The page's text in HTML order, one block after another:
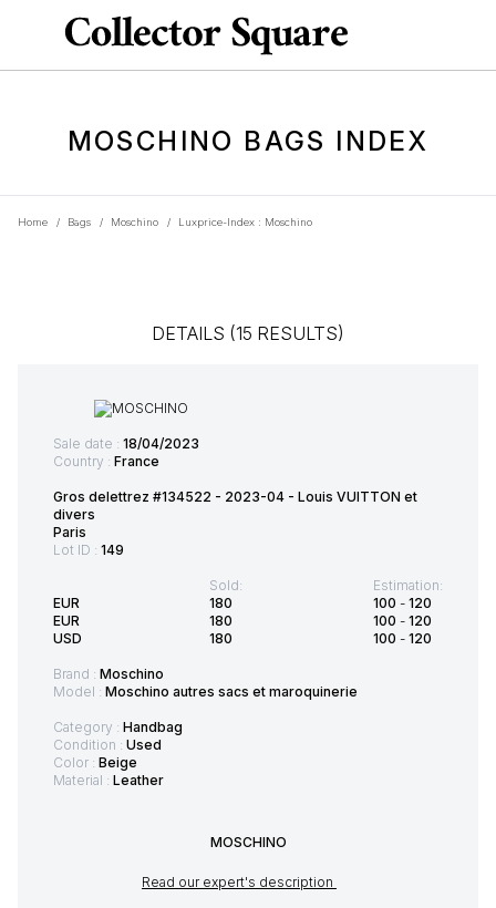
MOSCHINO BAGS INDEX
Home / Bags / Moschino / Luxprice-Index : Moschino
DETAILS (15 RESULTS)
Sale date : 18/04/2023
Country : France
Gros delettrez #134522 - 2023-04 - Louis VUITTON et
divers
Paris
Lot ID : 149
EUR
EUR
USD
Sold:
180
180
180
Estimation:
100 - 120
100 - 120
100 - 120
Brand : Moschino
Model : Moschino autres sacs et maroquinerie
Category : Handbag
Condition : Used
Color : Beige
Material : Leather
MOSCHINO
Read our expert's description